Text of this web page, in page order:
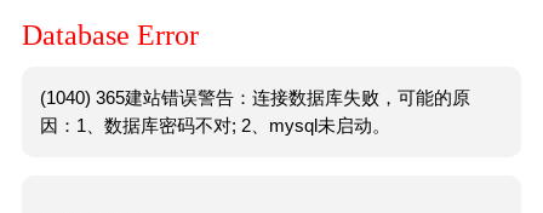
Database Error
(1040) 365建站错误警告：连接数据库失败，可能的原
因：1、数据库密码不对; 2、mysql未启动。